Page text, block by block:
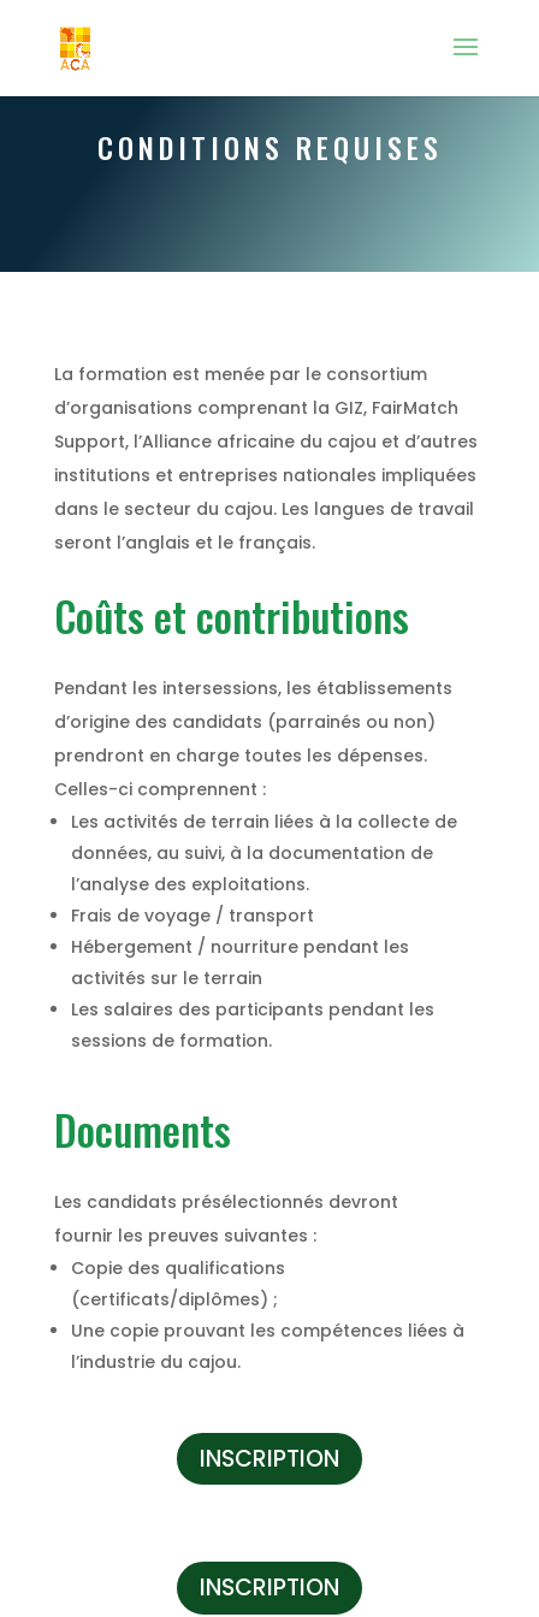
CONDITIONS REQUISES
La formation est menée par le consortium
d’organisations comprenant la GIZ, FairMatch
Support, l’Alliance africaine du cajou et d’autres
institutions et entreprises nationales impliquées
dans le secteur du cajou. Les langues de travail
seront l’anglais et le français.
Coûts et contributions
Pendant les intersessions, les établissements
d’origine des candidats (parrainés ou non)
prendront en charge toutes les dépenses.
Celles-ci comprennent :
Les activités de terrain liées à la collecte de
données, au suivi, à la documentation de
l’analyse des exploitations.
Frais de voyage / transport
Hébergement / nourriture pendant les
activités sur le terrain
Les salaires des participants pendant les
sessions de formation.
Documents
Les candidats présélectionnés devront
fournir les preuves suivantes :
Copie des qualifications
(certificats/diplômes) ;
Une copie prouvant les compétences liées à
l’industrie du cajou.
INSCRIPTION
INSCRIPTION